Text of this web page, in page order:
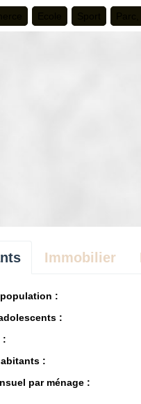
Immobilier
:
:
:
:
par ménage :